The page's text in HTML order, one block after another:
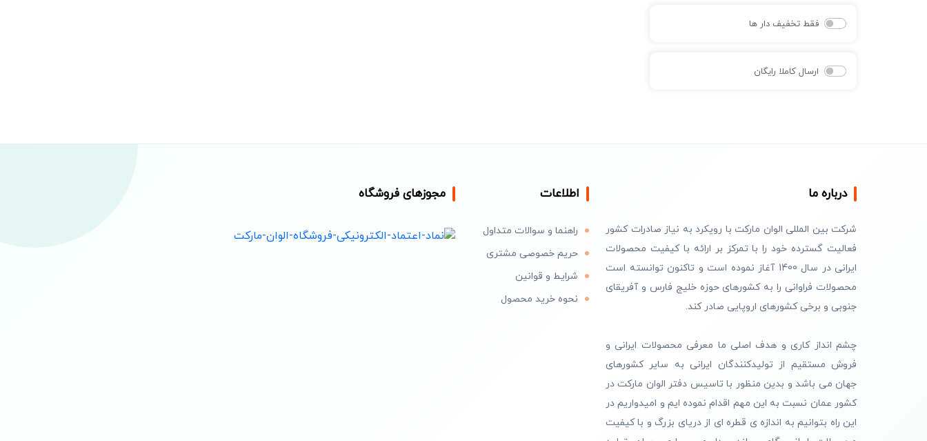
فقط تخفیف دار ها
ارسال کاملا رایگان
درباره ما
شرکت بین المللی الوان مارکت با رویکرد به نیاز صادرات کشور
فعالیت گسترده خود را با تمرکز بر ارائه با کیفیت محصولات
ایرانی در سال 1400 آغاز نموده است و تاکنون توانسته است
محصولات فراوانی را به کشورهای حوزه خلیج فارس و آفریقای
جنوبی و برخی کشورهای اروپایی صادر کند.
چشم انداز کاری و هدف اصلی ما معرفی محصولات ایرانی و
فروش مستقیم از تولیدکنندگان ایرانی به سایر کشورهای
جهان می باشد و بدین منظور با تاسیس دفتر الوان مارکت در
کشور عمان نسبت به این مهم اقدام نموده ایم و امیدواریم در
این راه بتوانیم به اندازه ی قطره ای از دریای بزرگ و با کیفیت
اطلاعات
راهنما و سوالات متداول
حریم خصوصی مشتری
شرایط و قوانین
نحوه خرید محصول
مجوزهای فروشگاه